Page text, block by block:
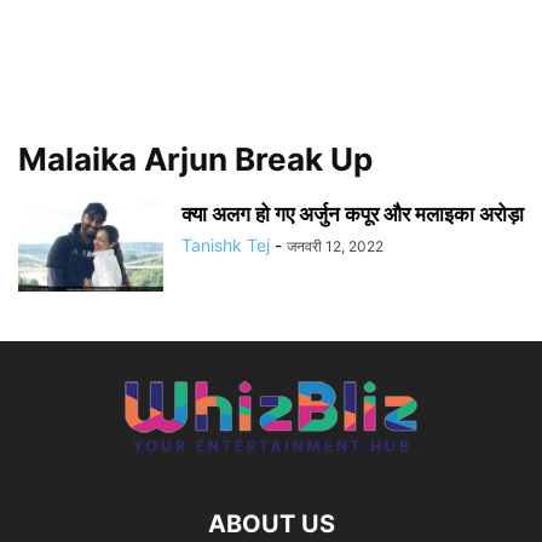
Malaika Arjun Break Up
क्या अलग हो गए अर्जुन कपूर और मलाइका अरोड़ा
Tanishk Tej - जनवरी 12, 2022
ABOUT US